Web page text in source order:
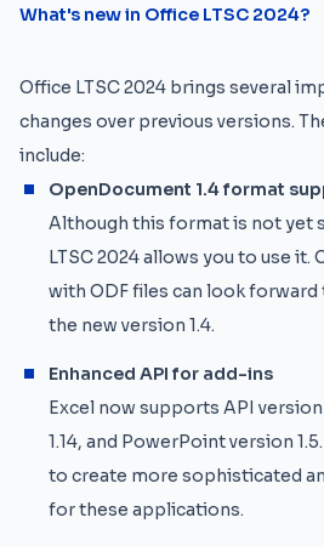
What's new in Office LTSC 2024?
Office LTSC 2024 brings several
changes over previous versions.
include:
OpenDocument 1.4 format
Although this format is not yet
LTSC 2024 allows you to use it.
with ODF files can look
the new version 1.4.
Enhanced API for add-ins
Excel now supports API version
1.14, and PowerPoint version
to create more sophisticated
for these applications.